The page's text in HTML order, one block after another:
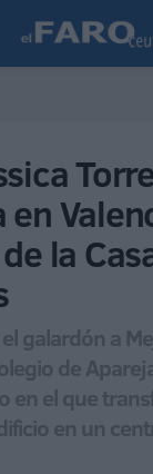
en
la
galardón a
de
en el que
en un